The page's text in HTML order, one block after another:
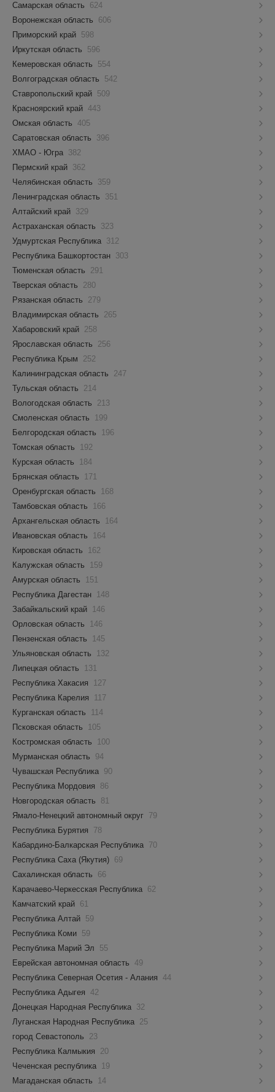
Самарская область
624
Воронежская область
606
Приморский край 598
Иркутская область
596
Кемеровская область
554
Волгоградская область
542
Ставропольский край 509
Красноярский край 443
Омская область 405
Саратовская область
396
ХМАО - Югра 382
Пермский край 362
Челябинская область
359
Ленинградская область
351
Алтайский край 329
Астраханская область
323
Удмуртская Республика 312
Республика Башкортостан 303
Тюменская область
291
Тверская область
280
Рязанская область
279
Владимирская область
265
Хабаровский край 258
Ярославская область
256
Республика Крым
252
Калининградская область
247
Тульская область
214
Вологодская область
213
Смоленская область
199
Белгородская область
196
Томская область
192
Курская область
184
Брянская область
171
Оренбургская область
168
Тамбовская область
166
Архангельская область
164
Ивановская область
164
Кировская область
162
Калужская область
159
Амурская область
151
Республика Дагестан 148
Забайкальский край 146
Орловская область
146
Пензенская область
145
Ульяновская область
132
Липецкая область
131
Республика Хакасия
127
Республика Карелия
117
Курганская область
114
Псковская область
105
Костромская область
100
Мурманская область
94
Чувашская Республика 90
Республика Мордовия
86
Новгородская область
81
Ямало-Ненецкий автономный округ 79
Республика Бурятия
78
Кабардино-Балкарская Республика 70
Республика Саха (Якутия) 69
Сахалинская область
66
Карачаево-Черкесская Республика 62
Камчатский край 61
Республика Алтай 59
Республика Коми 59
Республика Марий Эл
55
Еврейская автономная область 49
Республика Северная Осетия - Алания 44
Республика Адыгея 42
Донецкая Народная Республика 32
Луганская Народная Республика 25
город Севастополь
23
Республика Калмыкия
20
Чеченская республика 19
Магаданская область
14